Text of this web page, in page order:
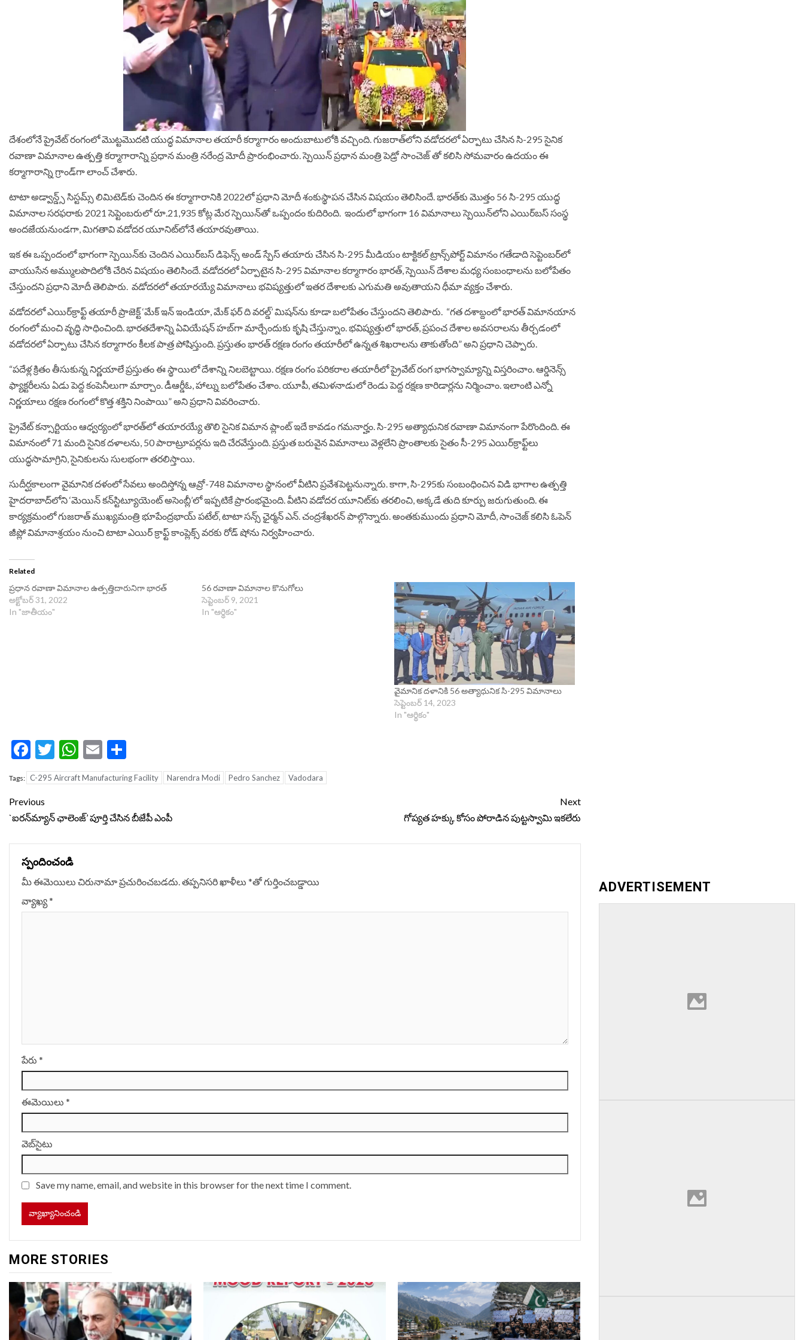
దేశంలోనే ప్రైవేట్‌ రంగంలో మొట్టమొదటి యుద్ధ విమానాల తయారీ కర్మాగారం అందుబాటులోకి వచ్చింది. గుజరాత్‌లోని వడోదరలో ఏర్పాటు చేసిన సి-295 సైనిక
రవాణా విమానాల ఉత్పత్తి కర్మాగారాన్ని ప్రధాన మంత్రి నరేంద్ర మోదీ ప్రారంభించారు. స్పెయిన్‌ ప్రధాన మంత్రి పెడ్రో సాంచెజ్‌ తో కలిసి సోమవారం ఉదయం ఈ
కర్మాగారాన్ని గ్రాండ్‌గా లాంచ్‌ చేశారు.
టాటా అడ్వాన్డ్స్‌ సిస్టమ్స్‌ లిమిటెడ్‌కు చెందిన ఈ కర్మాగారానికి 2022లో ప్రధాని మోదీ శంకుస్థాపన చేసిన విషయం తెలిసిందే. భారత్‌కు మొత్తం 56 సి-295 యుద్ధ
విమానాల సరఫరాకు 2021 సెప్టెంబరులో రూ.21,935 కోట్ల మేర స్పెయిన్‌తో ఒప్పందం కుదిరింది. ఇందులో భాగంగా 16 విమానాలు స్పెయిన్‌లోని ఎయిర్‌బస్‌ సంస్థ
అందజేయనుండగా, మిగతావి వడోదర యూనిట్‌లోనే తయారవుతాయి.
ఇక ఈ ఒప్పందంలో భాగంగా స్పెయిన్‌కు చెందిన ఎయిర్‌బస్‌ డిఫెన్స్‌ అండ్‌ స్పేస్‌ తయారు చేసిన సి-295 మీడియం టాక్టికల్‌ ట్రాన్స్‌పోర్ట్‌ విమానం గతేడాది సెప్టెంబర్‌లో
వాయుసేన అమ్ములపొదిలోకి చేరిన విషయం తెలిసిందే. వడోదరలో ఏర్పాటైన సి-295 విమానాల కర్మాగారం భారత్, స్పెయిన్ దేశాల మధ్య సంబంధాలను బలోపేతం
చేస్తుందని ప్రధాని మోదీ తెలిపారు. వడోదరలో తయారయ్యే విమానాలు భవిష్యత్తులో ఇతర దేశాలకు ఎగుమతి అవుతాయని ధీమా వ్యక్తం చేశారు.
వడోదరలో ఎయిర్‌క్రాఫ్ట్ తయారీ ప్రాజెక్ట్ ‘మేక్ ఇన్ ఇండియా, మేక్ ఫర్ ది వరల్డ్’ మిషన్‌ను కూడా బలోపేతం చేస్తుందని తెలిపారు. “గత దశాబ్దంలో భారత్ విమానయాన
రంగంలో మంచి వృద్ధి సాధించింది. భారతదేశాన్ని ఏవియేషన్ హబ్‌గా మార్చేందుకు కృషి చేస్తున్నాం. భవిష్యత్తులో భారత్, ప్రపంచ దేశాల అవసరాలను తీర్చడంలో
వడోదరలో ఏర్పాటు చేసిన కర్మాగారం కీలక పాత్ర పోషిస్తుంది. ప్రస్తుతం భారత్ రక్షణ రంగం తయారీలో ఉన్నత శిఖరాలను తాకుతోంది” అని ప్రధాని చెప్పారు.
“పదేళ్ల క్రితం తీసుకున్న నిర్ణయాలే ప్రస్తుతం ఈ స్థాయిలో దేశాన్ని నిలబెట్టాయి. రక్షణ రంగం పరికరాల తయారీలో ప్రైవేట్ రంగ భాగస్వామ్యాన్ని విస్తరించాం. ఆర్డినెన్స్
ఫ్యాక్టరీలను ఏడు పెద్ద కంపెనీలుగా మార్చాం. డీఆర్డీఓ, హాల్ను బలోపేతం చేశాం. యూపీ, తమిళనాడులో రెండు పెద్ద రక్షణ కారిడార్లను నిర్మించాం. ఇలాంటి ఎన్నో
నిర్ణయాలు రక్షణ రంగంలో కొత్త శక్తిని నింపాయి” అని ప్రధాని వివరించారు.
ప్రైవేట్ క‌న్సార్టియం ఆధ్వర్యంలో భార‌త్‌లో త‌యార‌య్యే తొలి సైనిక విమాన ప్లాంట్ ఇదే కావ‌డం గ‌మ‌నార్హం. సి-295 అత్యాధునిక ర‌వాణా విమానంగా పేరొందింది. ఈ
విమానంలో 71 మంది సైనిక ద‌ళాల‌ను, 50 పారాట్రూప‌ర్లను ఇది చేర‌వేస్తుంది. ప్రస్తుత బ‌రువైన విమానాలు వెళ్లలేని ప్రాంతాల‌కు సైతం సీ-295 ఎయిర్‌క్రాఫ్ట్‌లు
యుద్ధసామాగ్రిని, సైనికుల‌ను సుల‌భంగా త‌ర‌లిస్తాయి.
సుదీర్ఘకాలంగా వైమానిక దళంలో సేవలు అందిస్తోన్న ఆవ్రో-748 విమానాల స్థానంలో వీటిని ప్రవేశపెట్టనున్నారు. కాగా, సి-295కు సంబంధించిన విడి భాగాల ఉత్పత్తి
హైదరాబాద్‌లోని ‘మెయిన్‌ కన్‌స్టిట్యూయెంట్‌ అసెంబ్లీ’లో ఇప్పటికే ప్రారంభమైంది. వీటిని వడోదర యూనిట్‌కు తరలించి, అక్కడే తుది కూర్పు జరుగుతుంది. ఈ
కార్యక్రమంలో గుజరాత్ ముఖ్యమంత్రి భూపేంద్రభాయ్ పటేల్, టాటా సన్స్‌ ఛైర్మన్ ఎన్‌. చంద్రశేఖరన్ పాల్గొన్నారు. అంతకుముందు ప్రధాని మోదీ, సాంచెజ్ కలిసి ఓపెన్
జీప్లో విమానాశ్రయం నుంచి టాటా ఎయిర్ క్రాఫ్ట్ కాంప్లెక్స్ వరకు రోడ్ షోను నిర్వహించారు.
Related
ప్రధాన రవాణా విమానాల ఉత్పత్తిదారునిగా భారత్
అక్టోబర్ 31, 2022
In "జాతీయం"
56 రవాణా విమానాల కొనుగోలు
సెప్టెంబర్ 9, 2021
In "ఆర్థికం"
వైమానిక దళానికి 56 అత్యాధునిక సి-295 విమానాలు
సెప్టెంబర్ 14, 2023
In "ఆర్థికం"
Facebook
Twitter
WhatsApp
Email
Tags: C-295 Aircraft Manufacturing Facility Narendra Modi Pedro Sanchez Vadodara
Continue
Reading
Previous
`ఐరన్‌మ్యాన్ ఛాలెంజ్’ పూర్తి చేసిన బీజేపీ ఎంపీ
Next
గోప్యత హ‌క్కు కోసం పోరాడిన పుట్ట‌స్వామి ఇక‌లేరు
స్పందించండి
మీ ఈమెయిలు చిరునామా ప్రచురించబడదు.తప్పనిసరి ఖాళీలు *‌తో గుర్తించబడ్డాయి
వ్యాఖ్య*
పేరు *
ఈమెయిలు *
వెబ్‌సైటు
Save my name, email, and website in this browser for the next time I comment.
MORE STORIES
ADVERTISEMENT